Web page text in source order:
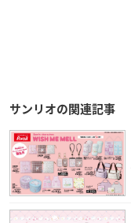
サンリオの関連記事